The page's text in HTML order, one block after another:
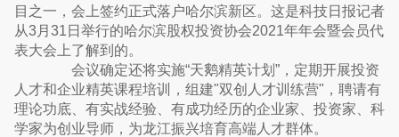
目之一，会上签约正式落户哈尔滨新区。这是科技日报记者
从3月31日举行的哈尔滨股权投资协会2021年年会暨会员代
表大会上了解到的。
会议确定还将实施“天鹅精英计划”，定期开展投资
人才和企业精英课程培训，组建"双创人才训练营"，聘请有
理论功底、有实战经验、有成功经历的企业家、投资家、科
学家为创业导师，为龙江振兴培育高端人才群体。